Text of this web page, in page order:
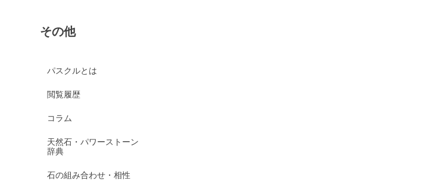
その他
パスクルとは
閲覧履歴
コラム
天然石・パワーストーン
辞典
石の組み合わせ・相性